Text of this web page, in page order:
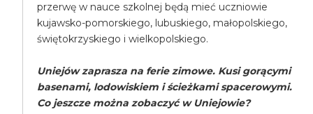
przerwę w nauce szkolnej będą mieć uczniowie
kujawsko-pomorskiego, lubuskiego, małopolskiego,
świętokrzyskiego i wielkopolskiego.
Uniejów zaprasza na ferie zimowe. Kusi gorącymi
basenami, lodowiskiem i ścieżkami spacerowymi.
Co jeszcze można zobaczyć w Uniejowie?